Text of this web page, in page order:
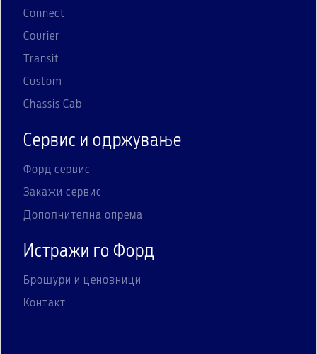
Connect
Courier
Transit
Custom
Chassis Cab
Сервис и одржување
Форд сервис
Закажи сервис
Дополнителна опрема
Истражи го Форд
Брошури и ценовници
Контакт